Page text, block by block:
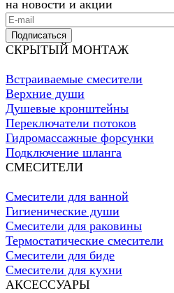
на новости и акции
Подписаться
СКРЫТЫЙ МОНТАЖ
Встраиваемые смесители
Верхние души
Душевые кронштейны
Переключатели потоков
Гидромассажные форсунки
Подключение шланга
СМЕСИТЕЛИ
Смесители для ванной
Гигиенические души
Смесители для раковины
Термостатические смесители
Смесители для биде
Смесители для кухни
АКСЕССУАРЫ